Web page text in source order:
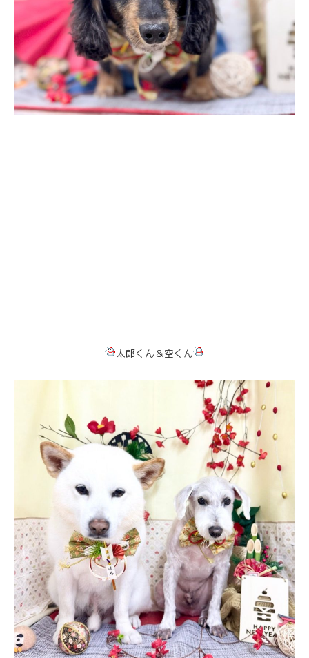
太郎くん＆空くん